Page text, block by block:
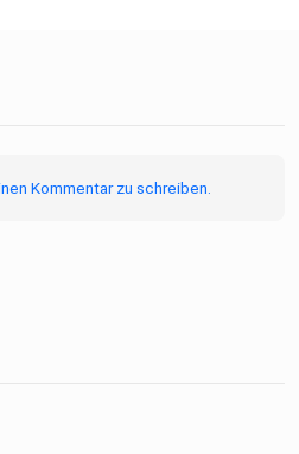
Kommentar zu schreiben.